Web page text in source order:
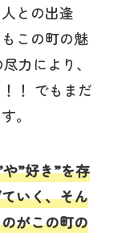
との出逢
この町の魅
力により、
！ でもまだ
。
”好き”を存
いく、そん
がこの町の